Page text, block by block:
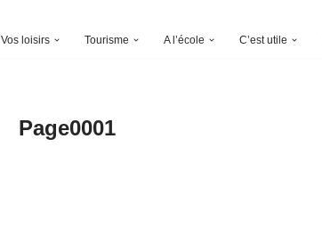
Vos loisirs Tourisme A l’école C’est utile
Page0001